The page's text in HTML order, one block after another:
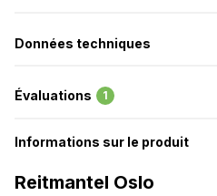
Données techniques
Évaluations 1
Informations sur le produit
Reitmantel Oslo